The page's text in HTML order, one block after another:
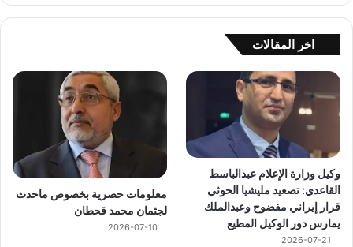
اخر المقالات
وكيل وزارة الإعلام عبدالباسط
القاعدي: تصعيد مليشيا الحوثي
قرار إيراني مفضوح وعبدالملك
يمارس دور الوكيل المطيع
2026-07-21
معلومات حصرية بخصوص ماحدث
لجثمان محمد قحطان
2026-07-10